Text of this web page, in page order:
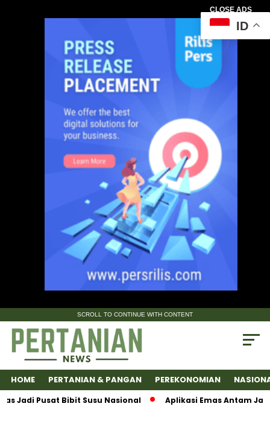
CLOSE ADS
SCROLL TO CONTINUE WITH CONTENT
HOME PERTANIAN & PANGAN PEREKONOMIAN
Jadi Pusat Bibit Susu Nasional Aplikasi Emas Antam
ID